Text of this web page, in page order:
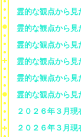
霊的な観点から
霊的な観点から
霊的な観点から
霊的な観点から
霊的な観点から
霊的な観点から
２０２６年３月
２０２６年３月